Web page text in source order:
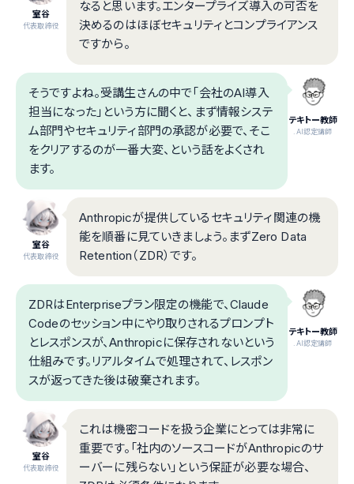
室谷
代表取締役
なると思います。エンタープライズ導入の可否を
決めるのはほぼセキュリティとコンプライアンス
ですから。
テキトー教師
.AI認定講師
そうですよね。受講生さんの中で「会社のAI導入
担当になった」という方に聞くと、まず情報システ
ム部門やセキュリティ部門の承認が必要で、そこ
をクリアするのが一番大変、という話をよくされ
ます。
室谷
代表取締役
Anthropicが提供しているセキュリティ関連の機
能を順番に見ていきましょう。まずZero Data
Retention（ZDR）です。
テキトー教師
.AI認定講師
ZDRはEnterpriseプラン限定の機能で、Claude
Codeのセッション中にやり取りされるプロンプト
とレスポンスが、Anthropicに保存されないという
仕組みです。リアルタイムで処理されて、レスポン
スが返ってきた後は破棄されます。
室谷
代表取締役
これは機密コードを扱う企業にとっては非常に
重要です。「社内のソースコードがAnthropicのサ
ーバーに残らない」という保証が必要な場合、